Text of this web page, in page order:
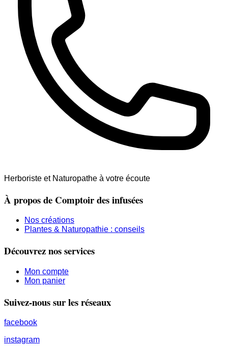
Herboriste et Naturopathe à votre écoute
À propos de Comptoir des infusées
Nos créations
Plantes & Naturopathie : conseils
Découvrez nos services
Mon compte
Mon panier
Suivez-nous sur les réseaux
facebook
instagram